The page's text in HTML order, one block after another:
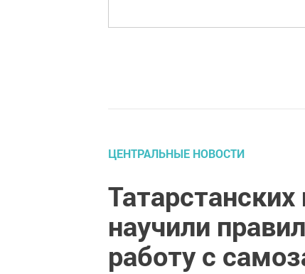
ЦЕНТРАЛЬНЫЕ НОВОСТИ
научили
работу с